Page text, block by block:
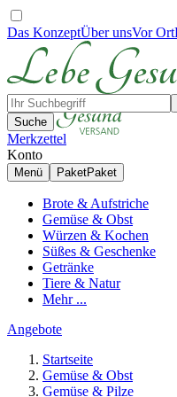
Das KonzeptÜber unsVor Ort
Suche
Merkzettel
Konto
Menü PaketPaket
Brote & Aufstriche
Gemüse & Obst
Würzen & Kochen
Süßes & Geschenke
Getränke
Tiere & Natur
Mehr ...
Angebote
Startseite
Gemüse & Obst
Gemüse & Pilze